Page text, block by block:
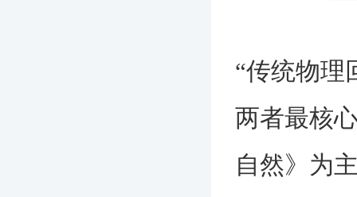
“传统物理
两者最核
自然》为